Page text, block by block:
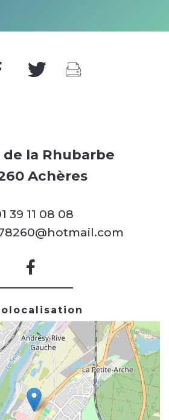
de la Rhubarbe
Achères
39 11 08 08